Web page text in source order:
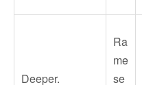
Deeper.
Ra
me
se